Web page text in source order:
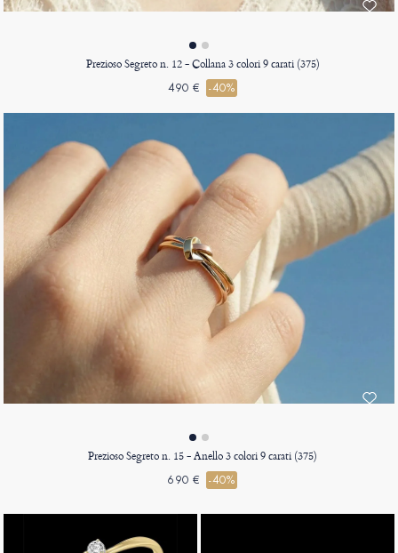
Prezioso Segreto n. 12 - Collana 3 colori 9 carati (375)
490 € -40%
Prezioso Segreto n. 15 - Anello 3 colori 9 carati (375)
690 € -40%